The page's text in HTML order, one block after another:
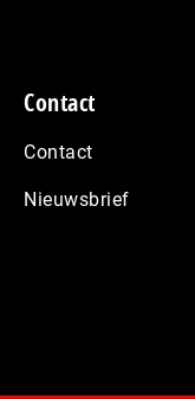
Contact
Contact
Nieuwsbrief